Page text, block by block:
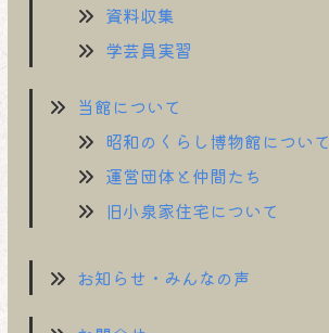
資料収集
学芸員実習
当館について
昭和のくらし博物館について
運営団体と仲間たち
旧小泉家住宅について
お知らせ・みんなの声